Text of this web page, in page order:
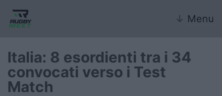
↓ Menu
Nazionale
Italia: 8 esordienti tra i 34
convocati verso i Test
Match